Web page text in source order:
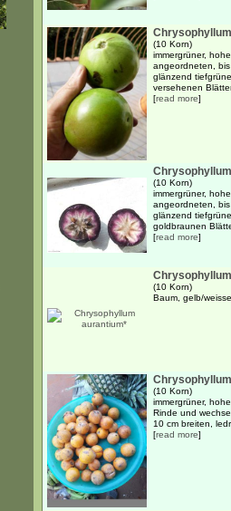
(10 Korn)
immergrüner,
angeordneten,
glänzend
versehenen
[read more]
(10 Korn)
immergrüner,
angeordneten,
glänzend
goldbraunen
[read more]
(10 Korn)
Baum, gelb/
(10 Korn)
immergrüner,
Rinde und
10 cm breiten,
[read more]